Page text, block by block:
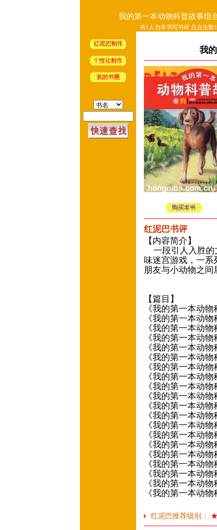
我的第一本动物科普故事组
有1人为本书写书评 总点击数
我
红泥巴书评
【内容简介】
一段引人入胜的
味迷宫游戏，一系
朋友与小动物之
【篇目】
《我的第一本动
《我的第一本动
《我的第一本动
《我的第一本动
《我的第一本动
《我的第一本动
《我的第一本动
《我的第一本动
《我的第一本动
《我的第一本动
《我的第一本动
《我的第一本动
《我的第一本动
《我的第一本动
《我的第一本动
《我的第一本动
《我的第一本动
《我的第一本动
《我的第一本动
《我的第一本动
红泥巴推荐级别：